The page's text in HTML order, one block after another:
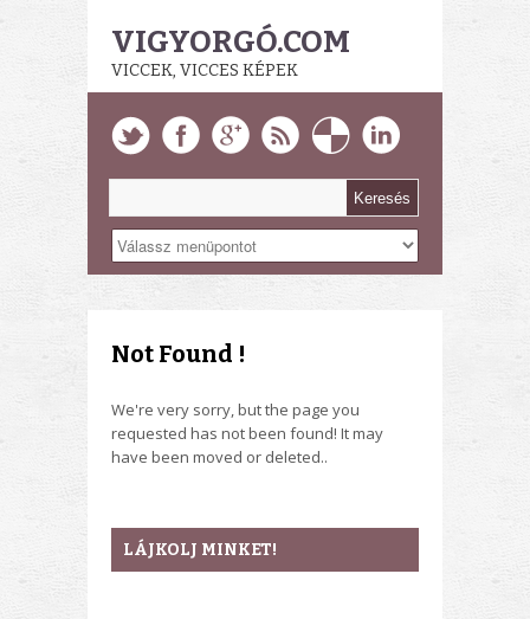
VIGYORGÓ.COM
VICCEK, VICCES KÉPEK
Not Found !
We're very sorry, but the page you
requested has not been found! It may
have been moved or deleted..
LÁJKOLJ MINKET!